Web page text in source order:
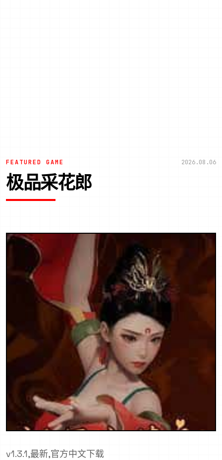
FEATURED GAME 2026.08.06
极品采花郎
v1.3.1,最新,官方中文下载